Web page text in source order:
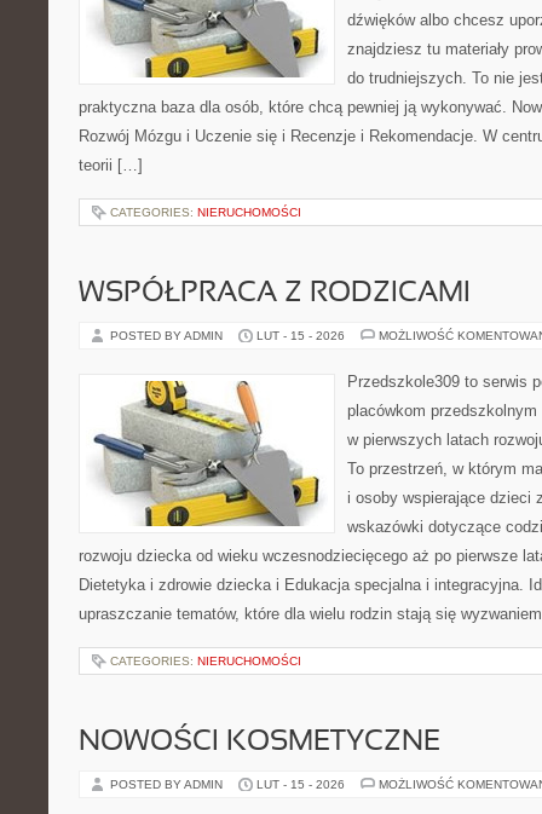
dźwięków albo chcesz
znajdziesz tu materiały
do trudniejszych. To nie
praktyczna baza dla osób, które chcą pewniej ją wykonywać.
Rozwój Mózgu i Uczenie się i Recenzje i Rekomendacje. W
teorii […]
CATEGORIES: NIERUCHOMOŚCI
WSPÓŁPRACA Z RODZICAMI
POSTED BY ADMIN LUT - 15 - 2026 MOŻLIWOŚĆ
Przedszkole309 to serwis
placówkom
w pierwszych latach
To przestrzeń, w którym
i osoby wspierające dzieci
wskazówki dotyczące
rozwoju dziecka od wieku wczesnodziecięcego aż po pierwsze
Dietetyka i zdrowie dziecka i Edukacja specjalna i integracyjna.
upraszczanie tematów, które dla wielu rodzin stają się
CATEGORIES: NIERUCHOMOŚCI
NOWOŚCI KOSMETYCZNE
POSTED BY ADMIN LUT - 15 - 2026 MOŻLIWOŚĆ